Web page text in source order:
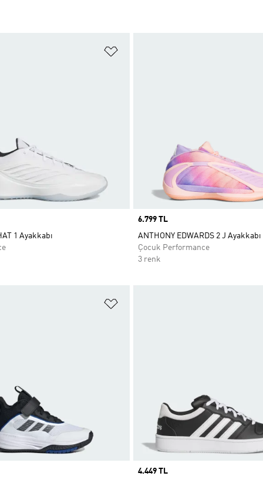
1 Ayakkabı
Price
6.799 TL
ANTHONY EDWARDS 2 J Ayakkabı
Çocuk Performance
3 renk
Price
4.449 TL